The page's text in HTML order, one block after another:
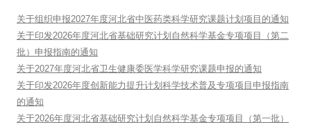
关于组织申报2027年度河北省中医药类科学研究课题计划项目的通知
关于印发2026年度河北省基础研究计划自然科学基金专项项目（第二
批）申报指南的通知
关于2027年度河北省卫生健康委医学科学研究课题申报的通知
关于印发2026年度创新能力提升计划科学技术普及专项项目申报指南
的通知
关于2026年度河北省基础研究计划自然科学基金专项项目（第一批）